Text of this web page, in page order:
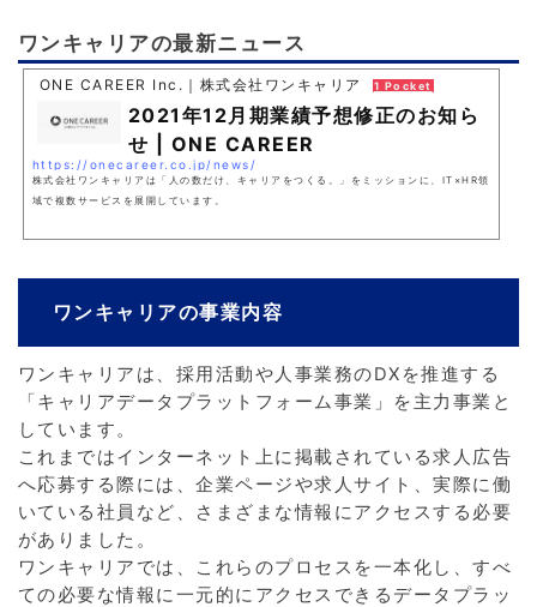
ワンキャリアの最新ニュース
ONE CAREER Inc.｜株式会社ワンキャリア 1 Pocket
2021年12月期業績予想修正のお知ら
せ | ONE CAREER
https://onecareer.co.jp/news/
株式会社ワンキャリアは「人の数だけ、キャリアをつくる。」をミッションに、IT×HR領
域で複数サービスを展開しています。
ワンキャリアの事業内容
ワンキャリアは、採用活動や人事業務のDXを推進する
「キャリアデータプラットフォーム事業」を主力事業と
しています。
これまではインターネット上に掲載されている求人広告
へ応募する際には、企業ページや求人サイト、実際に働
いている社員など、さまざまな情報にアクセスする必要
がありました。
ワンキャリアでは、これらのプロセスを一本化し、すべ
ての必要な情報に一元的にアクセスできるデータプラッ